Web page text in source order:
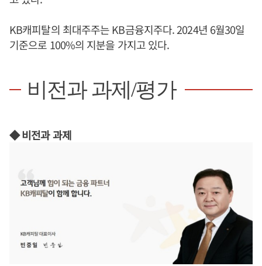
KB캐피탈의 최대주주는 KB금융지주다. 2024년 6월30일
기준으로 100%의 지분을 가지고 있다.
비전과 과제/평가
◆ 비전과 과제